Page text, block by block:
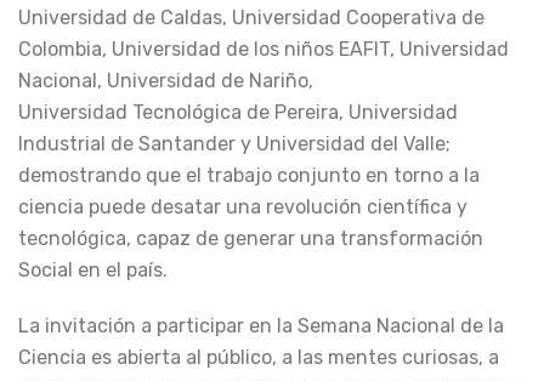
Universidad de Caldas, Universidad Cooperativa de
Colombia, Universidad de los niños EAFIT, Universidad
Nacional, Universidad de Nariño,
Universidad Tecnológica de Pereira, Universidad
Industrial de Santander y Universidad del Valle;
demostrando que el trabajo conjunto en torno a la
ciencia puede desatar una revolución científica y
tecnológica, capaz de generar una transformación
Social en el país.
La invitación a participar en la Semana Nacional de la
Ciencia es abierta al público, a las mentes curiosas, a